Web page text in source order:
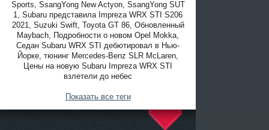
Sports, SsangYong New Actyon, SsangYong SUT
1, Subaru представила Impreza WRX STI S206
2021, Suzuki Swift, Toyota GT 86, Обновленный
Maybach, Подробности о новом Opel Mokka,
Седан Subaru WRX STI дебютировал в Нью-
Йорке, тюнинг Mercedes-Benz SLR McLaren,
Цены на новую Subaru Impreza WRX STI
взлетели до небес
Показать все теги